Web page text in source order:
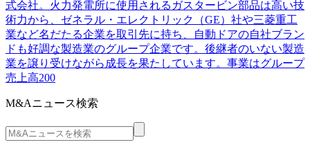
式会社。火力発電所に使用されるガスタービン部品は高い技
術力から、ゼネラル・エレクトリック（GE）社や三菱重工
業など名だたる企業を取引先に持ち、自動ドアの自社ブラン
ドも好調な製造業のグループ企業です。後継者のいない製造
業を譲り受けながら成長を果たしています。事業はグループ
売上高200
M&Aニュース検索